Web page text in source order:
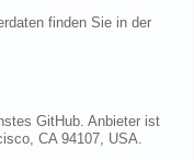
finden Sie in der
GitHub. Anbieter ist
CA 94107, USA.